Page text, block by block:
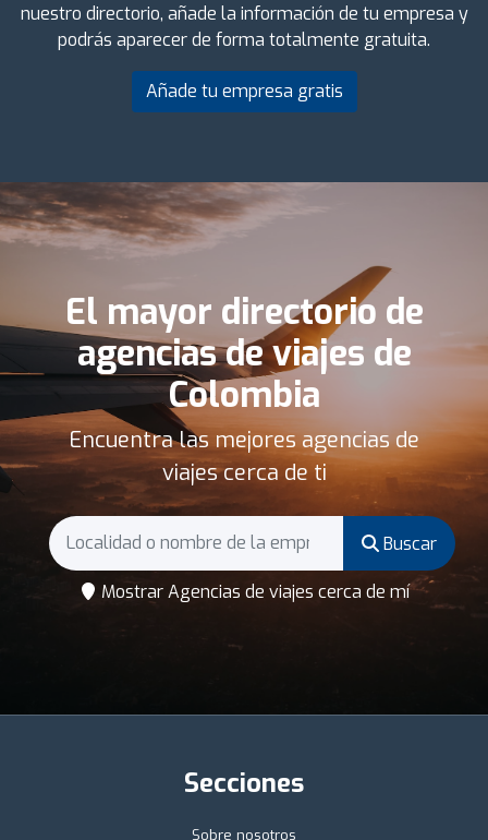
nuestro directorio, añade la información de tu empresa y
podrás aparecer de forma totalmente gratuita.
Añade tu empresa gratis
El mayor directorio de
agencias de viajes de
Colombia
Encuentra las mejores agencias de
viajes cerca de ti
Buscar
Mostrar Agencias de viajes cerca de mí
Secciones
Sobre nosotros